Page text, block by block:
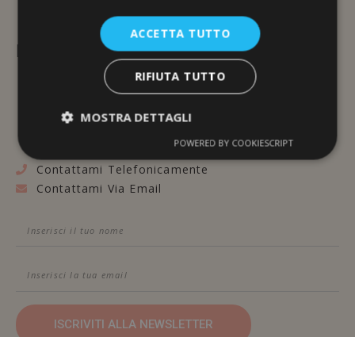
L'ERBORISTERIA
Via Brunelleschi, 117
Contattami Telefonicamente
Contattami Via Email
ISCRIVITI ALLA NEWSLETTER
ACCETTA TUTTO
RIFIUTA TUTTO
MOSTRA DETTAGLI
POWERED BY COOKIESCRIPT